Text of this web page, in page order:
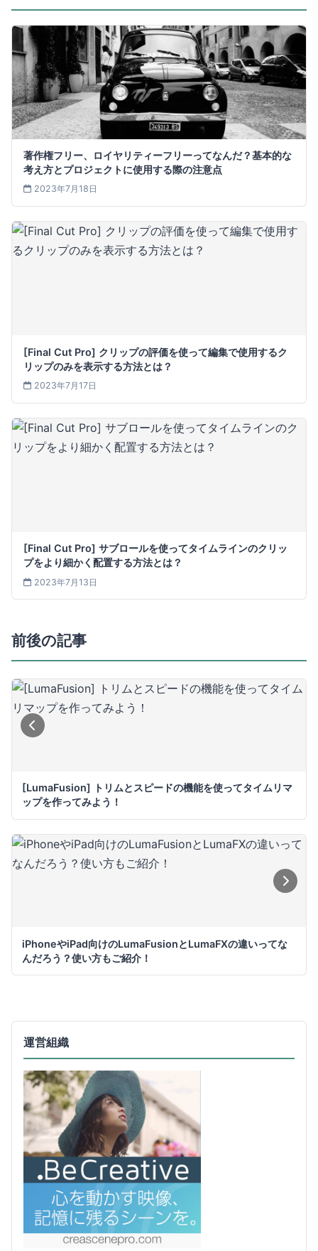
著作権フリー、ロイヤリティーフリーってなんだ？基本的な
考え方とプロジェクトに使用する際の注意点
2023年7月18日
[Final Cut Pro] クリップの評価を使って編集で使用するク
リップのみを表示する方法とは？
2023年7月17日
[Final Cut Pro] サブロールを使ってタイムラインのクリッ
プをより細かく配置する方法とは？
2023年7月13日
前後の記事
[LumaFusion] トリムとスピードの機能を使ってタイムリマ
ップを作ってみよう！
iPhoneやiPad向けのLumaFusionとLumaFXの違いってな
んだろう？使い方もご紹介！
運営組織